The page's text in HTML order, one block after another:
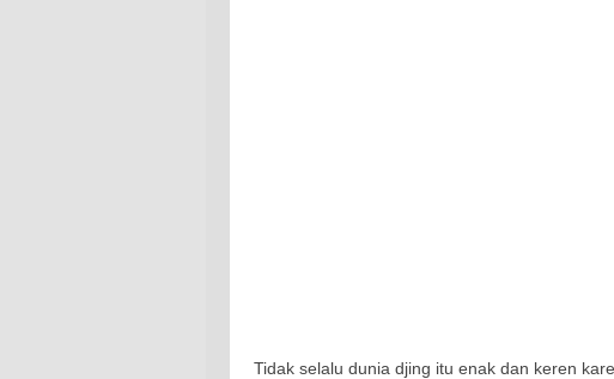
Tidak selalu dunia djing itu enak dan keren